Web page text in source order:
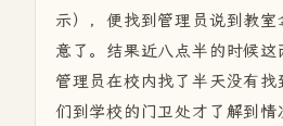
示），便找到管理员说到教室
意了。结果近八点半的时候这
管理员在校内找了半天没有
们到学校的门卫处才了解到